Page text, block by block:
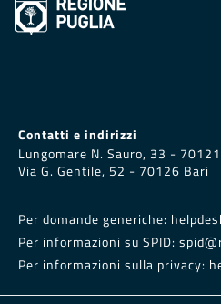
Contatti e indirizzi
Lungomare N. Sauro, 33 -
Via G. Gentile, 52 - 70126 Bari
Per domande generiche:
Per informazioni su SPID:
Per informazioni sulla privacy: